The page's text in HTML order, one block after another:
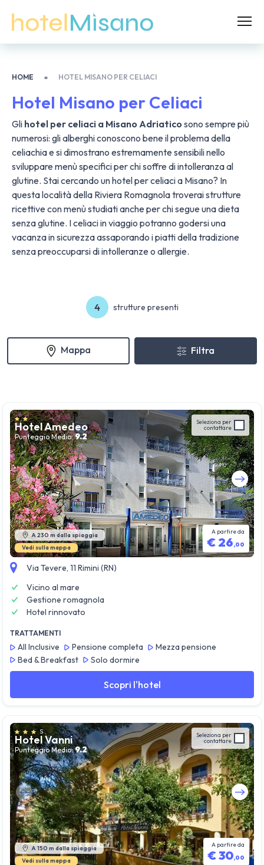
HOME » HOTEL MISANO PER CELIACI
Hotel Misano per Celiaci
Gli hotel per celiaci a Misano Adriatico sono sempre più
numerosi: gli alberghi conoscono bene il problema della
celiachia e si dimostrano estremamente sensibili nello
sviluppare menù specifici per chi soffre di intolleranza al
glutine. Stai cercando un hotel per celiaci a Misano? In
questa località della Riviera Romagnola troverai strutture
ricettive con menù studiati anche per chi segue una dieta
senza glutine. I celiaci in viaggio potranno godersi una
vacanza in sicurezza assaporando i piatti della tradizione
senza preoccuparsi di intolleranze o allergie.
4 strutture presenti
Mappa Filtra
Guarda tutte le foto
Hotel Amedeo
Punteggio Medio: 9.2
Seleziona per
contattare
A 230 m dalla spiaggia
Vedi sulla mappa
A partire da
€ 26,00
Via Tevere, 11 Rimini (RN)
Vicino al mare
Gestione romagnola
Hotel rinnovato
TRATTAMENTI
All Inclusive Pensione completa
Mezza pensione
Bed & Breakfast
Solo dormire
Scopri l'hotel
Guarda tutte le foto
S
Hotel Vanni
Punteggio Medio: 9.2
Seleziona per
contattare
A 150 m dalla spiaggia
Vedi sulla mappa
A partire da
€30,00